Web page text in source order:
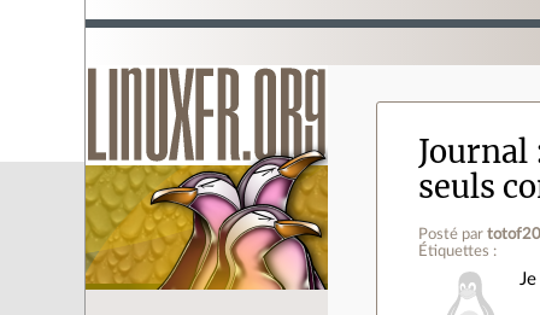
Journal
seuls
Posté par
Étiquettes :